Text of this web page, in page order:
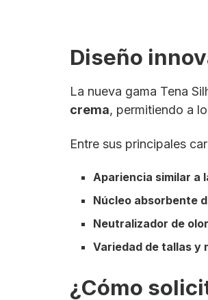
Diseño
La nueva gama Tena
crema, permitiendo a
Entre sus principales
Apariencia similar a
Núcleo absorbente
Neutralizador de
Variedad de tallas y
¿Cómo